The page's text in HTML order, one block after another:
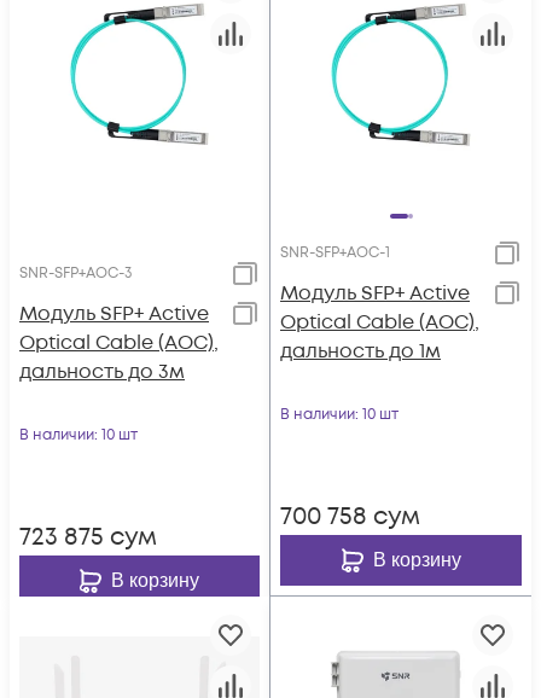
SNR-SFP+AOC-3
Модуль SFP+ Active
Optical Cable (AOC),
дальность до 3м
В наличии: 10 шт
723 875 сум
В корзину
SNR-SFP+AOC-1
Модуль SFP+ Active
Optical Cable (AOC),
дальность до 1м
В наличии: 10 шт
700 758 сум
В корзину